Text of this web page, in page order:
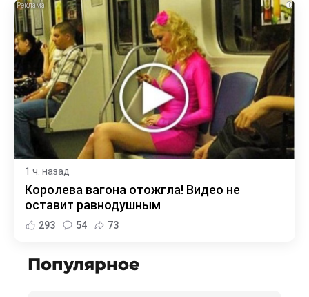
i
1 ч. назад
Королева вагона отожгла! Видео не
оставит равнодушным
293 54 73
Популярное